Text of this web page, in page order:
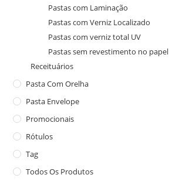
Pastas com Laminação
Pastas com Verniz Localizado
Pastas com verniz total UV
Pastas sem revestimento no papel
Receituários
Pasta Com Orelha
Pasta Envelope
Promocionais
Rótulos
Tag
Todos Os Produtos